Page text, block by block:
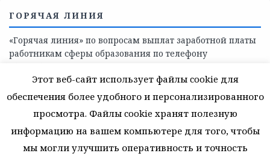
ГОРЯЧАЯ ЛИНИЯ
«Горячая линия» по вопросам выплат заработной платы
работникам сферы образования по телефону
© 2026 Муниципальное автономное учреждение
Этот веб-сайт использует файлы cookie для
обеспечения более удобного и персонализированного
просмотра. Файлы cookie хранят полезную
информацию на вашем компьютере для того, чтобы
мы могли улучшить оперативность и точность